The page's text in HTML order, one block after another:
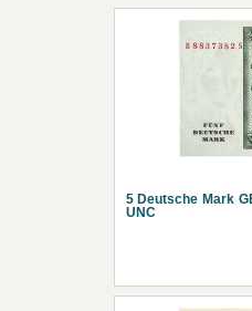
5 Deutsche Mark
UNC